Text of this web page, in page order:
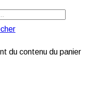
du contenu du panier